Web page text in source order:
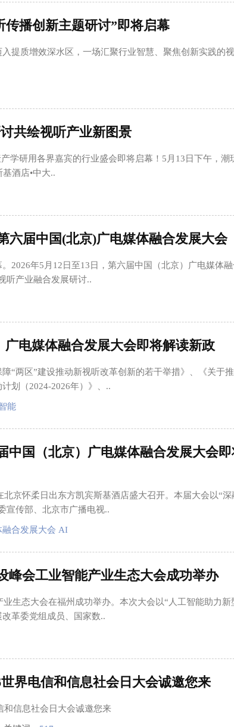
播创新主题研讨”即将启幕
提质增效深水区，一场汇聚行业智慧、聚焦创新实践的
共绘视听产业新图景
学研用各界嘉宾的行业盛会即将启幕！5月13日下午，潮
酒店•中大..
六届中国(北京)广电媒体融合发展大会
2026年5月12日至13日，第六届中国（北京）广电媒体
听产业融合发展研讨..
电媒体融合发展大会即将解读新政
“两区”建设推动新视听改革创新的若干举措》、《关于
划（2024-2026年）》、..
能
中国（北京）广电媒体融合发展大会
京怀柔日出东方凯宾斯基酒店盛大召开。本届大会以“深
宣传部、北京市广播电视..
融合发展大会 AI
峰会工业智能产业生态大会成功举办
生态大会在福州成功举办。本次大会以“人工智能助力新
革委党组成员、国家数..
界电信和信息社会日大会诚邀您来
和信息社会日大会诚邀您来